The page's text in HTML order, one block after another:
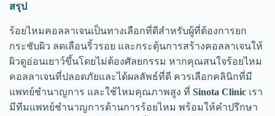
สรุป
ร้อยไหมคอลลาเจนเป็นทางเลือกที่ดีสำหรับผู้ที่ต้องการยก
กระชับผิว ลดเลือนริ้วรอย และกระตุ้นการสร้างคอลลาเจนให้
ผิวดูอ่อนเยาว์ขึ้นโดยไม่ต้องศัลยกรรม หากคุณสนใจร้อยไหม
คอลลาเจนที่ปลอดภัยและได้ผลลัพธ์ที่ดี ควรเลือกคลินิกที่มี
แพทย์ชำนาญการ และใช้ไหมคุณภาพสูง ที่ Sinota Clinic เรา
มีทีมแพทย์ชำนาญการด้านการร้อยไหม พร้อมให้คำปรึกษา